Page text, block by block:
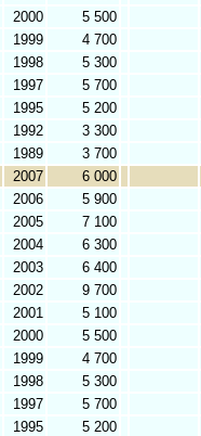
2000
5 500
1999
4 700
1998
5 300
1997
5 700
1995
5 200
1992
3 300
1989
3 700
2007
6 000
2006
5 900
2005
7 100
2004
6 300
2003
6 400
2002
9 700
2001
5 100
2000
5 500
1999
4 700
1998
5 300
1997
5 700
1995
5 200